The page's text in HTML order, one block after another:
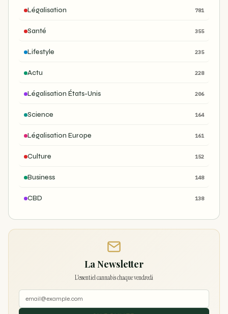
Légalisation 781
Santé 355
Lifestyle 235
Actu 228
Légalisation États-Unis 206
Science 164
Légalisation Europe 161
Culture 152
Business 148
CBD 138
La Newsletter
L'essentiel cannabis chaque vendredi